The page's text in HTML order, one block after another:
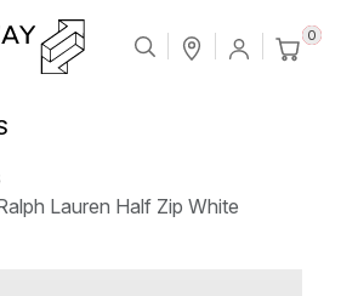
0
Lauren Half Zip White